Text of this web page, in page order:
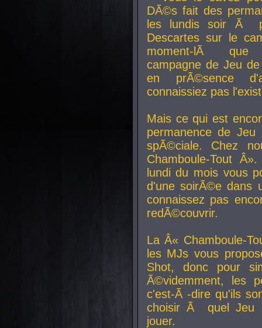
DÃ©s fait des
les lundis soir Ã
Descartes sur le
moment-lÃ que
campagne de Jeu
en prÃ©sence
connaissiez pas
Mais ce qui est
permanence de
spÃ©ciale. Chez
Chamboule-Tout
lundi du mois vous
d'une soirÃ©e dans
connaissez pas
redÃ©couvrir.
La Â« Chamboule-
les MJs vous
Shot, donc pour
Ã©videmment, les
c'est-Ã -dire qu'ils
choisir Ã quel Jeu
jouer.